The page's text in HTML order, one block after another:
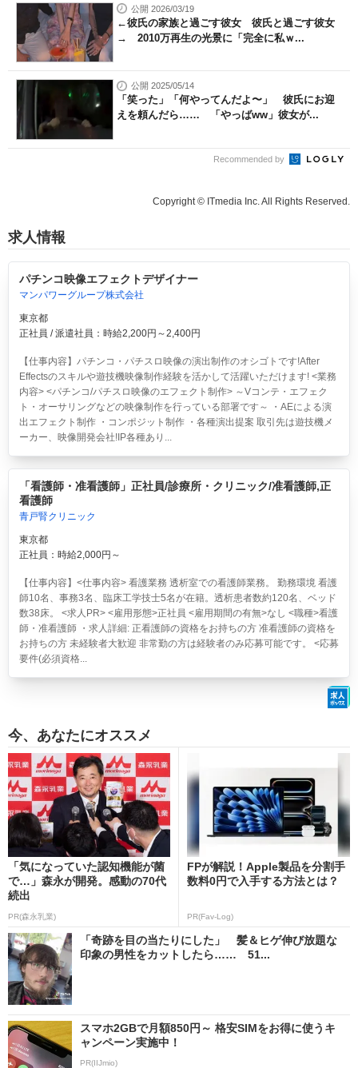
公開 2026/03/19
←彼氏の家族と過ごす彼女 彼氏と過ごす彼女
→ 2010万再生の光景に「完全に私ｗ...
公開 2025/05/14
「笑った」「何やってんだよ〜」 彼氏にお迎
えを頼んだら…… 「やっばww」彼女が...
Recommended by
Copyright © ITmedia Inc. All Rights Reserved.
求人情報
パチンコ映像エフェクトデザイナー
マンパワーグループ株式会社
東京都
正社員 / 派遣社員：時給2,200円～2,400円
【仕事内容】パチンコ・パチスロ映像の演出制作のオシゴトです!After
Effectsのスキルや遊技機映像制作経験を活かして活躍いただけます! <業務
内容> <パチンコ/パチスロ映像のエフェクト制作> ～Vコンテ・エフェク
ト・オーサリングなどの映像制作を行っている部署です～ ・AEによる演
出エフェクト制作 ・コンポジット制作 ・各種演出提案 取引先は遊技機メ
ーカー、映像開発会社!IP各種あり...
「看護師・准看護師」正社員/診療所・クリニック/准看護師,正
看護師
青戸腎クリニック
東京都
正社員：時給2,000円～
【仕事内容】<仕事内容> 看護業務 透析室での看護師業務。 勤務環境 看護
師10名、事務3名、臨床工学技士5名が在籍。透析患者数約120名、ベッド
数38床。 <求人PR> <雇用形態>正社員 <雇用期間の有無>なし <職種>看護
師・准看護師 ・求人詳細: 正看護師の資格をお持ちの方 准看護師の資格を
お持ちの方 未経験者大歓迎 非常勤の方は経験者のみ応募可能です。 <応募
要件(必須資格...
今、あなたにオススメ
「気になっていた認知機能が菌
で…」森永が開発。感動の70代
続出
PR(森永乳業)
FPが解説！Apple製品を分割手
数料0円で入手する方法とは？
PR(Fav-Log)
「奇跡を目の当たりにした」 髪＆ヒゲ伸び放題な
印象の男性をカットしたら…… 51...
スマホ2GBで月額850円～ 格安SIMをお得に使うキ
ャンペーン実施中！
PR(IIJmio)